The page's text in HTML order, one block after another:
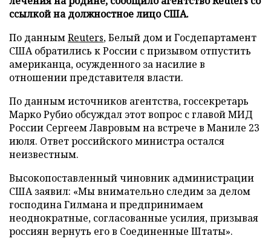
ссылкой на должностное лицо США.
По даннымReuters, Белый дом и Госдепартамент
США обратились к России с призывом отпустить
американца, осужденного за насилие в
отношении представителя власти.
По данным источников агентства, госсекретарь
Марко Рубио обсуждал этот вопрос с главой МИД
России Сергеем Лавровым на встрече в Маниле 23
июля. Ответ российского министра остался
неизвестным.
Высокопоставленный чиновник администрации
США заявил: «Мы внимательно следим за делом
господина Гилмана и предпринимаем
неоднократные, согласованные усилия, призывая
россиян вернуть его в Соединенные Штаты».